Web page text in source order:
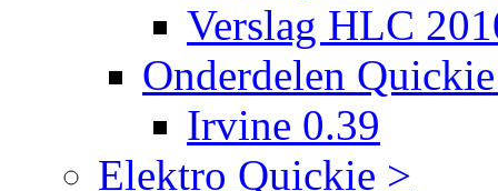
Verslag HLC
Onderdelen
Irvine 0.39
Elektro Quickie >